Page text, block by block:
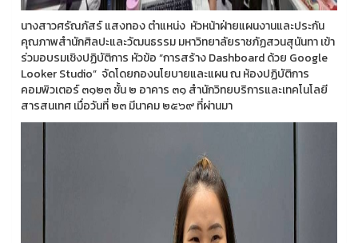
นางสาวศรัณภัสร์ แสงทอง ตำแหน่ง หัวหน้าฝ่ายแผนงานและประกัน
คุณภาพสำนักศิลปะและวัฒนธรรม มหาวิทยาลัยราชภัฏสวนสุนันทา เข้า
ร่วมอบรมเชิงปฏิบัติการ หัวข้อ “การสร้าง Dashboard ด้วย Google
Looker Studio” จัดโดยกองนโยบายและแผน ณ ห้องปฏิบัติการ
คอมพิวเตอร์ ๓๑๒๓ ชั้น ๒ อาคาร ๓๑ สำนักวิทยบริการและเทคโนโลยี
สารสนเทศ เมื่อวันที่ ๒๓ มีนาคม ๒๕๖๙ ที่ผ่านมา